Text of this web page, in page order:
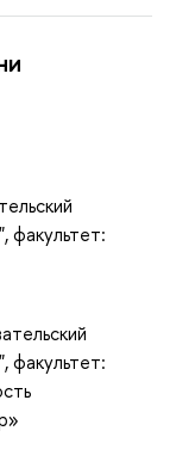
факультет:
факультет: